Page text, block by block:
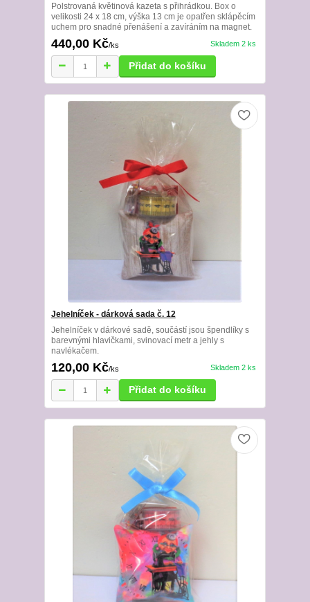
Polstrovaná květinová kazeta s přihrádkou. Box o
velikosti 24 x 18 cm, výška 13 cm je opatřen sklápěcím
uchem pro snadné přenášení a zavíráním na magnet.
440,00 Kč/ks Skladem 2 ks
Přidat do košíku
Jehelníček - dárková sada č. 12
Jehelníček v dárkové sadě, součástí jsou špendlíky s
barevnými hlavičkami, svinovací metr a jehly s
navlékačem.
120,00 Kč/ks Skladem 2 ks
Přidat do košíku